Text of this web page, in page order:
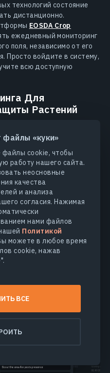
файлы «куки»
cookie, чтобы
работу нашего сайта.
неосновные
качества
и анализа
согласия. Нажимая
нами файлов
Политикой
можете в любое время
cookie, нажав
ВСЕ
технологий состояние
дистанционно.
EOSDA Crop
ежедневный мониторинг
поля, независимо от его
Просто войдите в систему,
всю доступную
Для
Растений
сельскохозяйственных
реализации программы
знать о рисках
в конкретном сезоне
перспективе, а
обнаружить
и сохранить урожай
включает важную
снижение растительности
члену команды;